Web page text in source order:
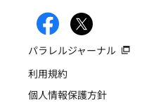
パラレルジャーナル
利用規約
個人情報保護方針